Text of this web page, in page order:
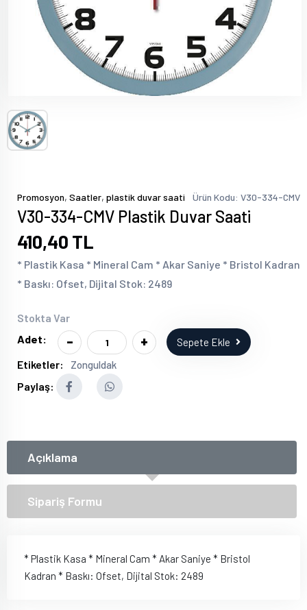
Promosyon, Saatler, plastik duvar saati Ürün Kodu: V30-334-CMV
V30-334-CMV Plastik Duvar Saati
410,40 TL
* Plastik Kasa * Mineral Cam * Akar Saniye * Bristol Kadran
* Baskı: Ofset, Dijital Stok: 2489
Stokta Var
Adet:
- + Sepete Ekle
Etiketler: Zonguldak
Paylaş:
Açıklama
Sipariş Formu
* Plastik Kasa * Mineral Cam * Akar Saniye * Bristol
Kadran * Baskı: Ofset, Dijital Stok: 2489